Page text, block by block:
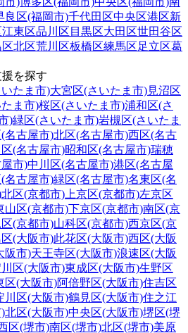
良区(福岡市)千代田区中央区港区新
江東区品川区 目黒区大田区世田谷区
北区荒川区板橋区練馬区足立区葛
を探す
たま市)大宮区(さいたま市)見沼区
ま市)桜区(さいたま市)浦和区(さ
)緑区(さいたま市)岩槻区(さいたま
名古屋市)北区(名古屋市)西区(名古
(名古屋市)昭和区(名古屋市)瑞穂
市)中川区(名古屋市)港区(名古屋
名古屋市)緑区(名古屋市)名東区(名
北区(京都市) 上京区(京都市)左京区
山区(京都市)下京区(京都市)南区(京
(京都市)山科区(京都市)西京区(京
(大阪市)此花区(大阪市)西区(大阪
阪市)天王寺区(大阪市)浪速区(大阪
区(大阪市)東成区(大阪市)生野区
区(大阪市)阿倍野区(大阪市)住吉区
川区(大阪市)鶴見区(大阪市)住之江
北区(大阪市)中央区(大阪市)堺区(堺
区(堺市)南区(堺市)北区(堺市)美原